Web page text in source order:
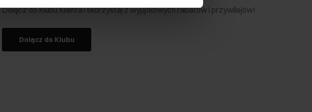
Dołącz do Klubu Klienta i skorzystaj z wyjątkowych rabatów i przywilejów!
Dołącz do Klubu